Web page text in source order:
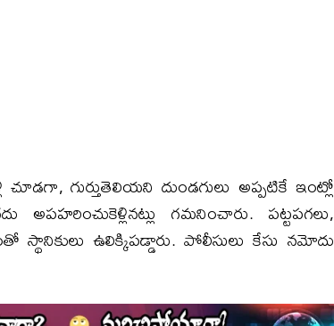
గుర్తుతెలియని దుండగులు అప్పటికే ఇంట్లో
గమనించారు. పట్టపగలు,
ఉలిక్కిపడ్డారు. పోలీసులు కేసు నమోదు